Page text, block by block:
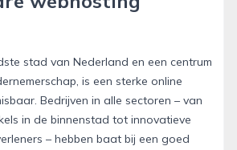
stad van Nederland en een centrum
is een sterke online
Bedrijven in alle sectoren – van
in de binnenstad tot innovatieve
– hebben baat bij een goed